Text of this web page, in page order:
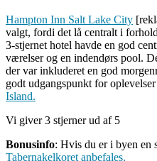
Hampton Inn Salt Lake City
valgt, fordi det lå centralt i
3-stjernet hotel havde en god
værelser og en indendørs pool.
der var inkluderet en god
godt udgangspunkt for
Island.
Vi giver 3 stjerner ud af 5
Bonusinfo: Hvis du er i byen en
Tabernakelkoret anbefales.